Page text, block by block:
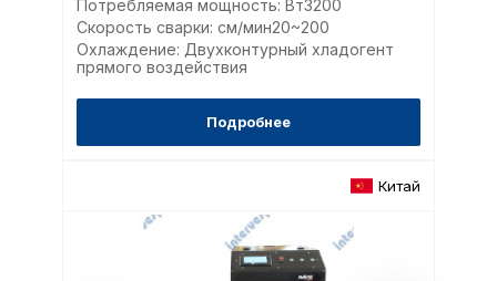
Потребляемая мощность: Вт3200
Скорость сварки: см/мин20~200
Охлаждение: Двухконтурный хладогент
прямого воздействия
Подробнее
Китай